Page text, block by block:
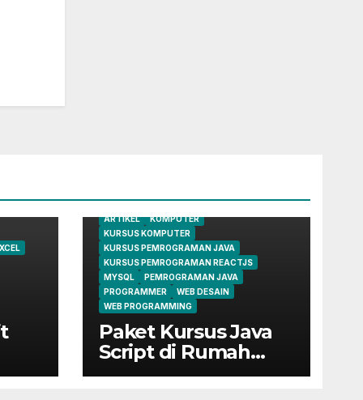
ARTIKEL
KOMPUTER
KURSUS KOMPUTER
KURSUS PEMROGRAMAN JAVA
KURSUS PEMROGRAMAN REACTJS
MYSQL
PEMROGRAMAN JAVA
PROGRAMMER
WEB DESAIN
WEB PROGRAMMING
Paket Kursus Java
Script di Rumah
Belajar Komputer